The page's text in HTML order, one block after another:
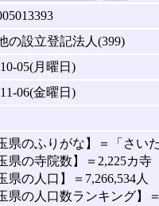
の設立登記法人(399)
05(月曜日)
06(金曜日)
県のふりがな】＝「さい
県の寺院数】＝2,225カ寺
県の人口】＝7,266,534人
県の人口数ランキング】